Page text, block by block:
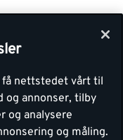
få nettstedet vårt til
og annonser, tilby
og analysere
og måling.